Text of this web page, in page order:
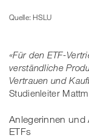
Quelle: HSLU
«Für den ETF-
verständliche
Vertrauen und
Studienleiter
Anlegerinnen und
ETFs